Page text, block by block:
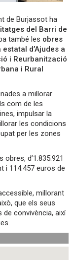
de Burjassot ha
del Barri de
també les obres
estatal d’Ajudes a
i Reurbanització
i Rural
a millorar
com de les
impulsar la
les condicions
per les zones
d’1.835.921
i 114.457 euros de
millorant
que els seus
de convivència, així